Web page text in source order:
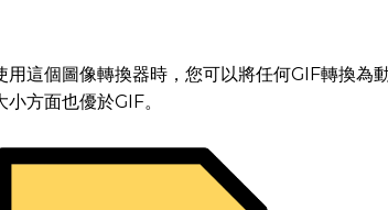
這個圖像轉換器時，您可以將任何GIF轉換為
方面也優於GIF。